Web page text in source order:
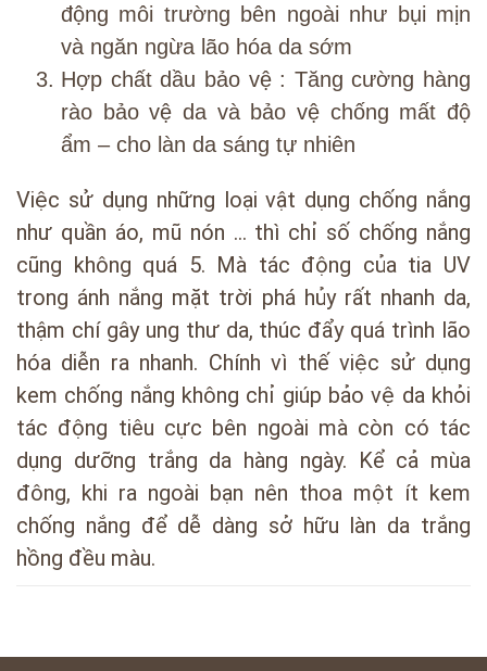
động môi trường bên ngoài như bụi mịn
và ngăn ngừa lão hóa da sớm
Hợp chất dầu bảo vệ : Tăng cường hàng
rào bảo vệ da và bảo vệ chống mất độ
ẩm – cho làn da sáng tự nhiên
Việc sử dụng những loại vật dụng chống nắng
như quần áo, mũ nón … thì chỉ số chống nắng
cũng không quá 5. Mà tác động của tia UV
trong ánh nắng mặt trời phá hủy rất nhanh da,
thậm chí gây ung thư da, thúc đẩy quá trình lão
hóa diễn ra nhanh. Chính vì thế việc sử dụng
kem chống nắng không chỉ giúp bảo vệ da khỏi
tác động tiêu cực bên ngoài mà còn có tác
dụng dưỡng trắng da hàng ngày. Kể cả mùa
đông, khi ra ngoài bạn nên thoa một ít kem
chống nắng để dễ dàng sở hữu làn da trắng
hồng đều màu.